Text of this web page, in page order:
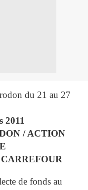
2011
/ ACTION
CARREFOUR
de fonds au